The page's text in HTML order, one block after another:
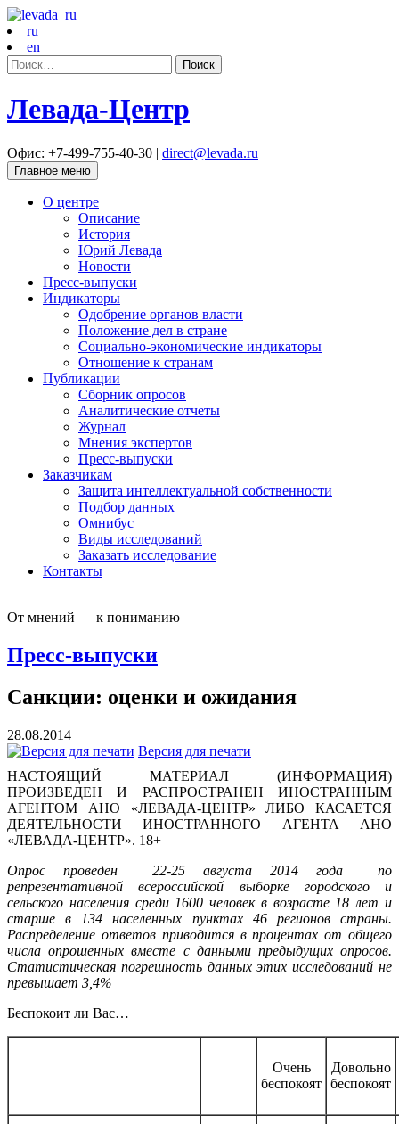
ru
en
Найти:
Левада-Центр
Офис: +7-499-755-40-30 | direct@levada.ru
Главное меню
О центре
Описание
История
Юрий Левада
Новости
Пресс-выпуски
Индикаторы
Одобрение органов власти
Положение дел в стране
Социально-экономические индикаторы
Отношение к странам
Публикации
Сборник опросов
Аналитические отчеты
Журнал
Мнения экспертов
Пресс-выпуски
Заказчикам
Защита интеллектуальной собственности
Подбор данных
Омнибус
Виды исследований
Заказать исследование
Контакты
От мнений — к пониманию
Пресс-выпуски
Санкции: оценки и ожидания
28.08.2014
Версия для печати
НАСТОЯЩИЙ МАТЕРИАЛ (ИНФОРМАЦИЯ)
ПРОИЗВЕДЕН И РАСПРОСТРАНЕН ИНОСТРАННЫМ
АГЕНТОМ АНО «ЛЕВАДА-ЦЕНТР» ЛИБО КАСАЕТСЯ
ДЕЯТЕЛЬНОСТИ ИНОСТРАННОГО АГЕНТА АНО
«ЛЕВАДА-ЦЕНТР». 18+
Опрос проведен 22-25 августа 2014 года по
репрезентативной всероссийской выборке городского и
сельского населения среди 1600 человек в возрасте 18 лет и
старше в 134 населенных пунктах 46 регионов страны.
Распределение ответов приводится в процентах от общего
числа опрошенных вместе с данными предыдущих опросов.
Статистическая погрешность данных этих исследований не
превышает 3,4%
Беспокоит ли Вас…
Очень
беспокоят
Довольно
беспокоят